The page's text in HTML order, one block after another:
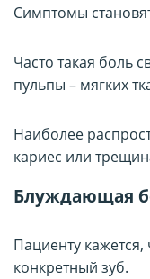
Симптомы
Часто такая боль
пульпы – мягких
Наиболее
кариес или
Блуждающая
Пациенту
конкретный зуб.